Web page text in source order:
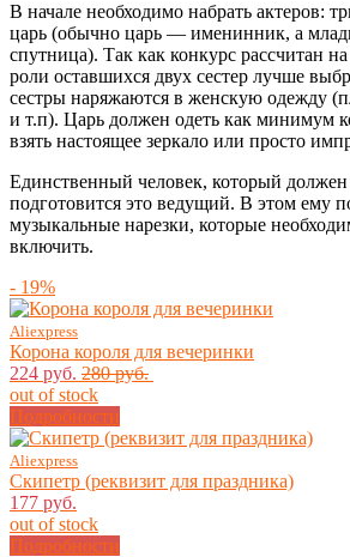
В начале необходимо набрать актеров:
царь (обычно царь — именинник, а
спутница). Так как конкурс рассчитан
роли оставшихся двух сестер лучше
сестры наряжаются в женскую одежду
и т.п). Царь должен одеть как минимум
взять настоящее зеркало или просто
Единственный человек, который
подготовится это ведущий. В этом ему
музыкальные нарезки, которые
включить.
- 19%
Aliexpress
Корона короля для вечеринки
224 руб. 280 руб.
out of stock
Подробности
Aliexpress
Скипетр (реквизит для праздника)
177 руб.
out of stock
Подробности